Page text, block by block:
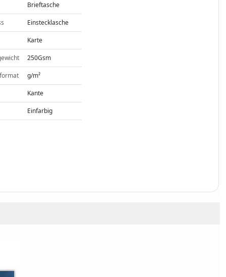
Brieftasche
Einstecklasche
Karte
250Gsm
g/m²
Kante
Einfarbig